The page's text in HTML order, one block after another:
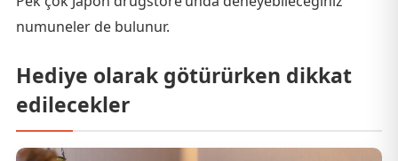
numuneler de bulunur.
Hediye olarak götürürken dikkat
edilecekler